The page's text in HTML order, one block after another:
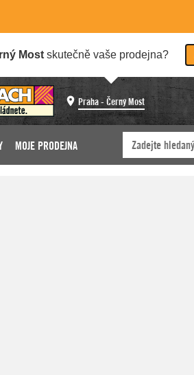
Most skutečně vaše prodejna?
Praha - Černý Most
MOJE PRODEJNA